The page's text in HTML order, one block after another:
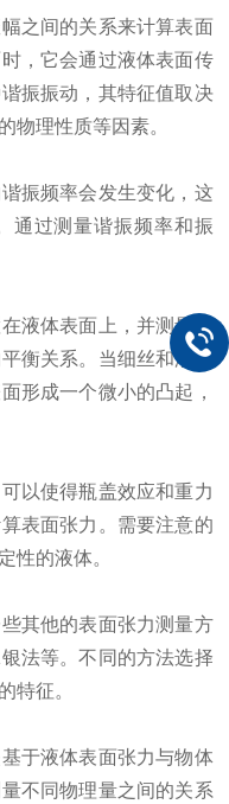
之间的关系来计算表面
，它会通过液体表面传
振振动，其特征值取决
物理性质等因素。
振频率会发生变化，这
通过测量谐振频率和振
体表面上，并测量细
衡关系。当细丝和液体
形成一个微小的凸起，
以使得瓶盖效应和重力
表面张力。需要注意的
性的液体。
其他的表面张力测量方
法等。不同的方法选择
特征。
于液体表面张力与物体
不同物理量之间的关系